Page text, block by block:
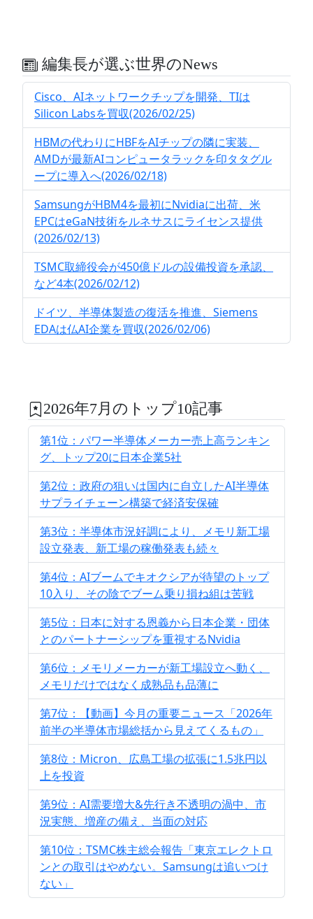
編集長が選ぶ世界のNews
Cisco、AIネットワークチップを開発、TIは
Silicon Labsを買収(2026/02/25)
HBMの代わりにHBFをAIチップの隣に実装、
AMDが最新AIコンピュータラックを印タタグル
ープに導入へ(2026/02/18)
SamsungがHBM4を最初にNvidiaに出荷、米
EPCはeGaN技術をルネサスにライセンス提供
(2026/02/13)
TSMC取締役会が450億ドルの設備投資を承認、
など4本(2026/02/12)
ドイツ、半導体製造の復活を推進、Siemens
EDAは仏AI企業を買収(2026/02/06)
2026年7月のトップ10記事
第1位：パワー半導体メーカー売上高ランキン
グ、トップ20に日本企業5社
第2位：政府の狙いは国内に自立したAI半導体
サプライチェーン構築で経済安保確
第3位：半導体市況好調により、メモリ新工場
設立発表、新工場の稼働発表も続々
第4位：AIブームでキオクシアが待望のトップ
10入り、その陰でブーム乗り損ね組は苦戦
第5位：日本に対する恩義から日本企業・団体
とのパートナーシップを重視するNvidia
第6位：メモリメーカーが新工場設立へ動く、
メモリだけではなく成熟品も品薄に
第7位：【動画】今月の重要ニュース「2026年
前半の半導体市場総括から見えてくるもの」
第8位：Micron、広島工場の拡張に1.5兆円以
上を投資
第9位：AI需要増大&先行き不透明の渦中、市
況実態、増産の備え、当面の対応
第10位：TSMC株主総会報告「東京エレクトロ
ンとの取引はやめない。Samsungは追いつけ
ない」